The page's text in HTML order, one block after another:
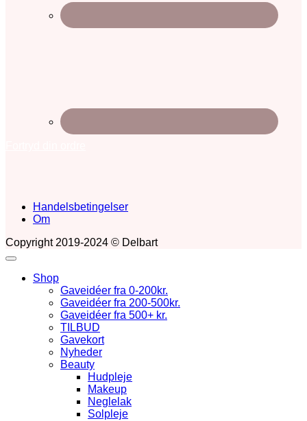
Handelsbetingelser
Om
Copyright 2019-2024 © Delbart
Shop
Gaveidéer fra 0-200kr.
Gaveidéer fra 200-500kr.
Gaveidéer fra 500+ kr.
TILBUD
Gavekort
Nyheder
Beauty
Hudpleje
Makeup
Neglelak
Solpleje